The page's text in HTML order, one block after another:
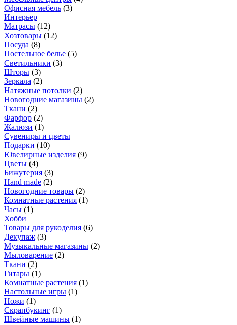
Офисная мебель (3)
Интерьер
Матрасы (12)
Хозтовары (12)
Посуда (8)
Постельное белье (5)
Светильники (3)
Шторы (3)
Зеркала (2)
Натяжные потолки (2)
Новогодние магазины (2)
Ткани (2)
Фарфор (2)
Жалюзи (1)
Сувениры и цветы
Подарки (10)
Ювелирные изделия (9)
Цветы (4)
Бижутерия (3)
Hand made (2)
Новогодние товары (2)
Комнатные растения (1)
Часы (1)
Хобби
Товары для рукоделия (6)
Декупаж (3)
Музыкальные магазины (2)
Мыловарение (2)
Ткани (2)
Гитары (1)
Комнатные растения (1)
Настольные игры (1)
Ножи (1)
Скрапбукинг (1)
Швейные машины (1)